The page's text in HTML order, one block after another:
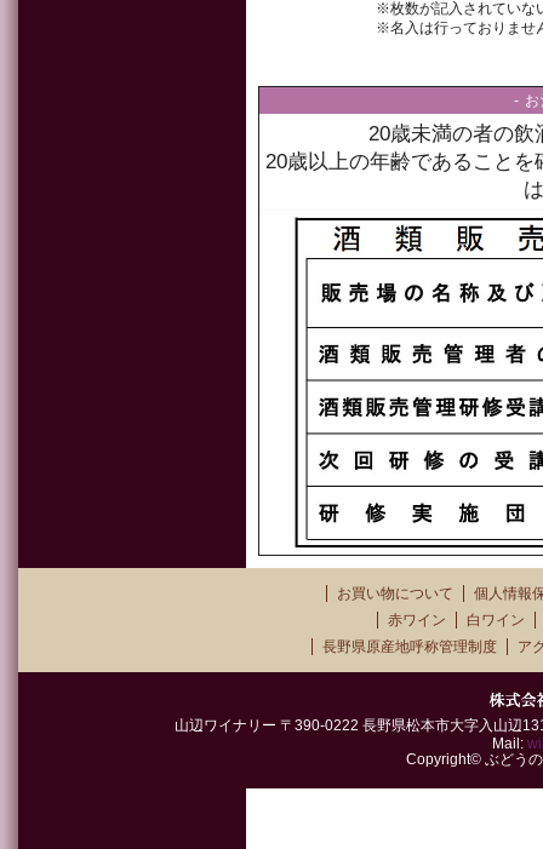
※枚数が記入されていな
※名入は行っておりませ
- お
20歳未満の者の飲
20歳以上の年齢であること
お買い物について
個人情報
赤ワイン
白ワイン
長野県原産地呼称管理制度
ア
山辺ワイナリー 〒390-0222 長野県松本市大字入山辺
Mail:
Copyright© ぶどう